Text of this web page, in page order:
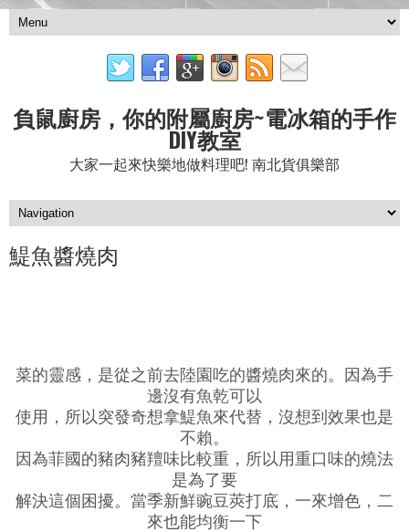
負鼠廚房，你的附屬廚房~電冰箱的手作
DIY教室
大家一起來快樂地做料理吧! 南北貨俱樂部
鯷魚醬燒肉
菜的靈感，是從之前去陸園吃的醬燒肉來的。因為手
邊沒有魚乾可以
使用，所以突發奇想拿鯷魚來代替，沒想到效果也是
不賴。
因為菲國的豬肉豬羶味比較重，所以用重口味的燒法
是為了要
解決這個困擾。當季新鮮豌豆莢打底，一來增色，二
來也能均衡一下